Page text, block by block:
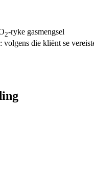
2-ryke gasmengsel
volgens die kliënt se